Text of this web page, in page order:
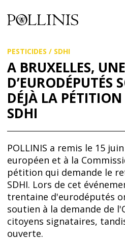
au
contenu
principal
domestiques et sauvages, et pour
les pollinisateurs
PESTICIDES / SDHI
A BRUXELLES,
D’EURODÉPUTÉS
DÉJÀ LA
SDHI
POLLINIS a remis le 15
européen et à la
pétition qui demande le
SDHI. Lors de cet
trentaine d'eurodéputés
soutien à la demande de
citoyens signataires,
ouverte.